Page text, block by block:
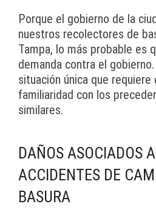
Porque el gobierno de la
nuestros recolectores de
Tampa, lo más probable es
demanda contra el
situación única que
familiaridad con los
similares.
DAÑOS ASOCIADOS
ACCIDENTES DE
BASURA